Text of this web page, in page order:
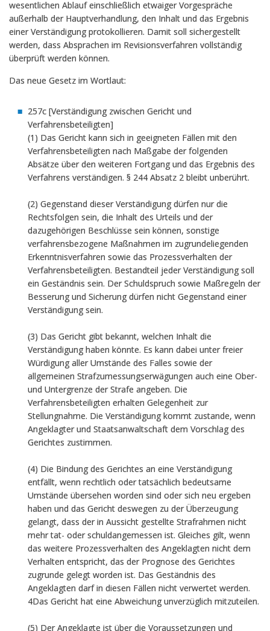
wesentlichen Ablauf einschließlich etwaiger Vorgespräche
außerhalb der Hauptverhandlung, den Inhalt und das Ergebnis
einer Verständigung protokollieren. Damit soll sichergestellt
werden, dass Absprachen im Revisionsverfahren vollständig
überprüft werden können.
Das neue Gesetz im Wortlaut:
257c [Verständigung zwischen Gericht und
Verfahrensbeteiligten]
(1) Das Gericht kann sich in geeigneten Fällen mit den
Verfahrensbeteiligten nach Maßgabe der folgenden
Absätze über den weiteren Fortgang und das Ergebnis des
Verfahrens verständigen. § 244 Absatz 2 bleibt unberührt.
(2) Gegenstand dieser Verständigung dürfen nur die
Rechtsfolgen sein, die Inhalt des Urteils und der
dazugehörigen Beschlüsse sein können, sonstige
verfahrensbezogene Maßnahmen im zugrundeliegenden
Erkenntnisverfahren sowie das Prozessverhalten der
Verfahrensbeteiligten. Bestandteil jeder Verständigung soll
ein Geständnis sein. Der Schuldspruch sowie Maßregeln der
Besserung und Sicherung dürfen nicht Gegenstand einer
Verständigung sein.
(3) Das Gericht gibt bekannt, welchen Inhalt die
Verständigung haben könnte. Es kann dabei unter freier
Würdigung aller Umstände des Falles sowie der
allgemeinen Strafzumessungserwägungen auch eine Ober-
und Untergrenze der Strafe angeben. Die
Verfahrensbeteiligten erhalten Gelegenheit zur
Stellungnahme. Die Verständigung kommt zustande, wenn
Angeklagter und Staatsanwaltschaft dem Vorschlag des
Gerichtes zustimmen.
(4) Die Bindung des Gerichtes an eine Verständigung
entfällt, wenn rechtlich oder tatsächlich bedeutsame
Umstände übersehen worden sind oder sich neu ergeben
haben und das Gericht deswegen zu der Überzeugung
gelangt, dass der in Aussicht gestellte Strafrahmen nicht
mehr tat- oder schuldangemessen ist. Gleiches gilt, wenn
das weitere Prozessverhalten des Angeklagten nicht dem
Verhalten entspricht, das der Prognose des Gerichtes
zugrunde gelegt worden ist. Das Geständnis des
Angeklagten darf in diesen Fällen nicht verwertet werden.
4Das Gericht hat eine Abweichung unverzüglich mitzuteilen.
(5) Der Angeklagte ist über die Voraussetzungen und